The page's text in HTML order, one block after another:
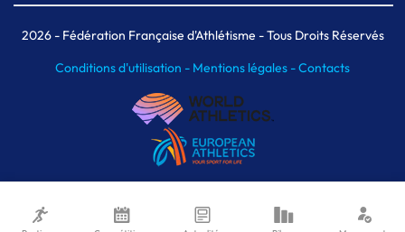
Meeting de Paris indoor
MAIF Ekiden de Paris
2026- Fédération Française d'Athlétisme - Tous Droits Réservés
Conditions d'utilisation - Mentions légales -Contacts